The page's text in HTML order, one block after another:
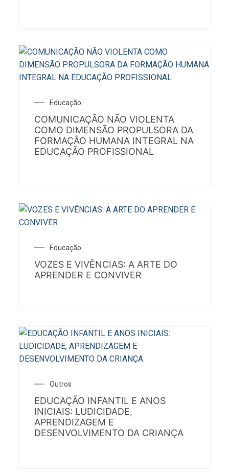
Educação
COMUNICAÇÃO NÃO VIOLENTA
COMO DIMENSÃO PROPULSORA DA
FORMAÇÃO HUMANA INTEGRAL NA
EDUCAÇÃO PROFISSIONAL
Educação
VOZES E VIVÊNCIAS: A ARTE DO
APRENDER E CONVIVER
Outros
EDUCAÇÃO INFANTIL E ANOS
INICIAIS: LUDICIDADE,
APRENDIZAGEM E
DESENVOLVIMENTO DA CRIANÇA